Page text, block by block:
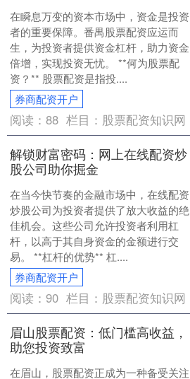
在瞬息万变的资本市场中，资金是投资
者的重要保障。番禺股票配资应运而
生，为投资者提供资金杠杆，助力资金
倍增，实现投资无忧。 **何为股票配
资？** 股票配资是指投....
券商配资开户
阅读：88 栏目： 股票配资知识网
解锁财富密码：网上在线配资炒
股公司助你掘金
在当今快节奏的金融市场中，在线配资
炒股公司为投资者提供了放大收益的绝
佳机会。这些公司允许投资者利用杠
杆，以高于其自身资金的金额进行交
易。 **杠杆的优势** 杠....
券商配资开户
阅读：90 栏目： 股票配资知识网
眉山股票配资：低门槛高收益，
助您投资致富
在眉山，股票配资正成为一种备受关注